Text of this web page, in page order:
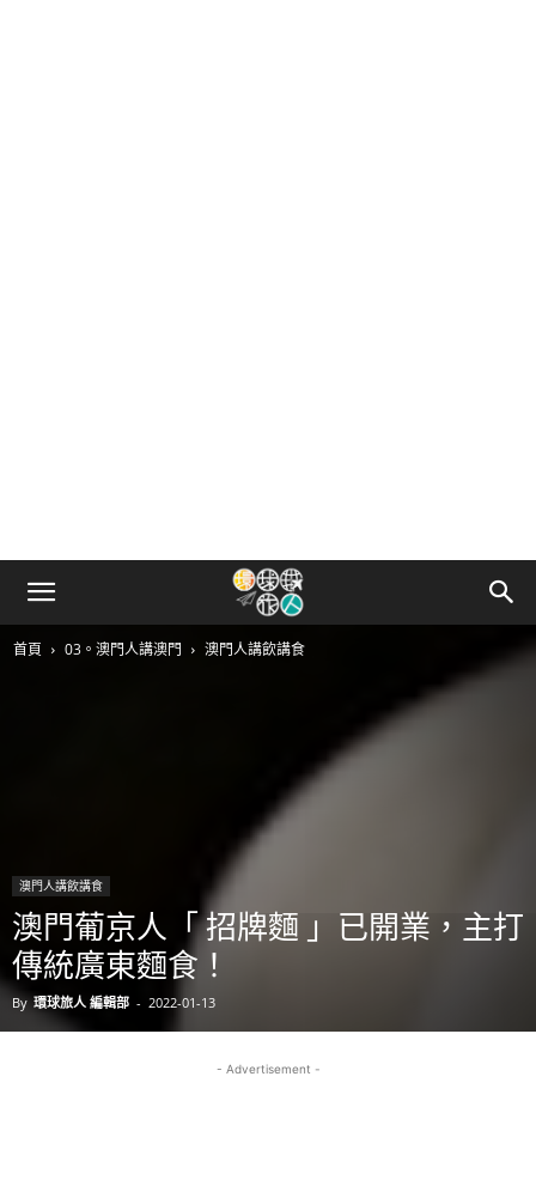
首頁 03。澳門人講澳門 澳門人講飲講食
澳門人講飲講食
澳門葡京人「 招牌麵 」已開業，主打
傳統廣東麵食！
By 環球旅人 編輯部 - 2022-01-13
- Advertisement -